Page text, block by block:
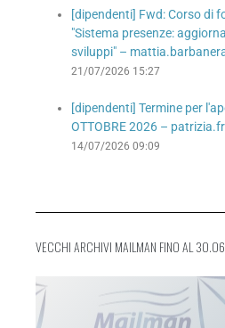
[dipendenti] Fwd: Corso di
"Sistema presenze:
sviluppi" –
21/07/2026 15:27
[dipendenti] Termine per
OTTOBRE 2026 –
14/07/2026 09:09
VECCHI ARCHIVI MAILMAN FINO AL